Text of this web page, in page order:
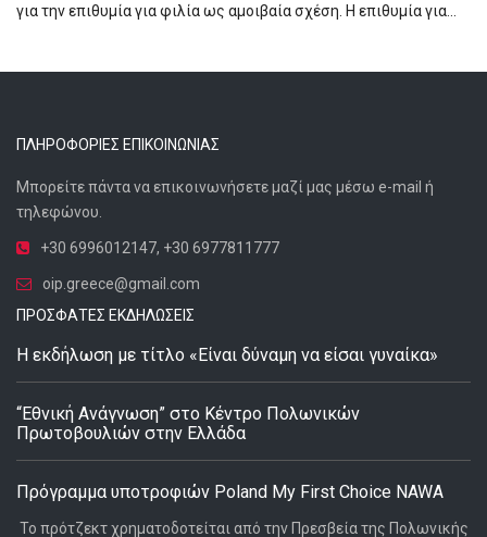
για την επιθυμία για φιλία ως αμοιβαία σχέση. Η επιθυμία για...
ΠΛΗΡΟΦΟΡΊΕΣ ΕΠΙΚΟΙΝΩΝΊΑΣ
Μπορείτε πάντα να επικοινωνήσετε μαζί μας μέσω e-mail ή
τηλεφώνου.
+30 6996012147, +30 6977811777
oip.greece@gmail.com
ΠΡΌΣΦΑΤΕΣ ΕΚΔΗΛΏΣΕΙΣ
Η εκδήλωση με τίτλο «Είναι δύναμη να είσαι γυναίκα»
“Εθνική Ανάγνωση” στο Κέντρο Πολωνικών
Πρωτοβουλιών στην Ελλάδα
Πρόγραμμα υποτροφιών Poland My First Choice NAWA
Το πρότζεκτ χρηματοδοτείται από την Πρεσβεία της Πολωνικής